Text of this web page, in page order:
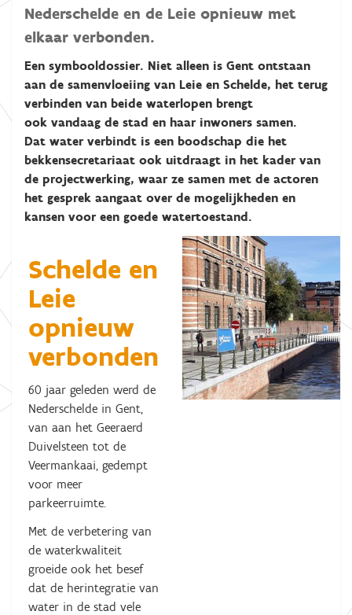
Nederschelde en de Leie opnieuw met
elkaar verbonden.
Een symbooldossier. Niet alleen is Gent ontstaan
aan de samenvloeiing van Leie en Schelde, het terug
verbinden van beide waterlopen brengt
ook vandaag de stad en haar inwoners samen.
Dat water verbindt is een boodschap die het
bekkensecretariaat ook uitdraagt in het kader van
de projectwerking, waar ze samen met de actoren
het gesprek aangaat over de mogelijkheden en
kansen voor een goede watertoestand.
Schelde en
Leie
opnieuw
verbonden
60 jaar geleden werd de
Nederschelde in Gent,
van aan het Geeraerd
Duivelsteen tot de
Veermankaai, gedempt
voor meer
parkeerruimte.
Met de verbetering van
de waterkwaliteit
groeide ook het besef
dat de herintegratie van
water in de stad vele